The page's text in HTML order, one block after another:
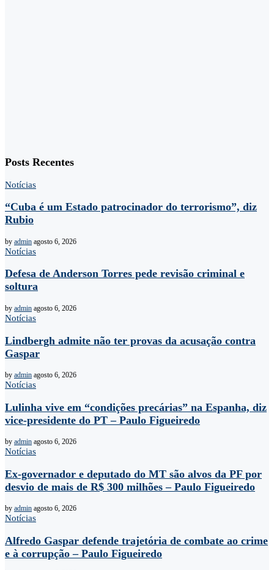
Posts Recentes
Notícias
“Cuba é um Estado patrocinador do terrorismo”, diz
Rubio
by admin agosto 6, 2026
Notícias
Defesa de Anderson Torres pede revisão criminal e
soltura
by admin agosto 6, 2026
Notícias
Lindbergh admite não ter provas da acusação contra
Gaspar
by admin agosto 6, 2026
Notícias
Lulinha vive em “condições precárias” na Espanha, diz
vice-presidente do PT – Paulo Figueiredo
by admin agosto 6, 2026
Notícias
Ex-governador e deputado do MT são alvos da PF por
desvio de mais de R$ 300 milhões – Paulo Figueiredo
by admin agosto 6, 2026
Notícias
Alfredo Gaspar defende trajetória de combate ao crime
e à corrupção – Paulo Figueiredo